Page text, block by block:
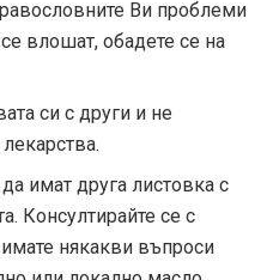
Ви проблеми
влошат, обадете се на
си с други и не
имат друга листовка с
Консултирайте се с
някакви въпроси